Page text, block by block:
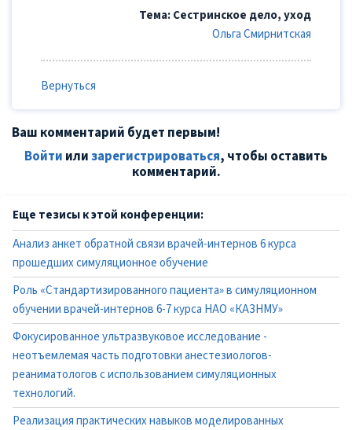
Тема: Сестринское дело, уход
Ольга Смирнитская
Вернуться
Ваш комментарий будет первым!
Войти илизарегистрироваться, чтобы оставить
комментарий.
Еще тезисы к этой конференции:
Анализ анкет обратной связи врачей-интернов 6 курса
прошедших симуляционное обучение
Роль «Стандартизированного пациента» в симуляционном
обучении врачей-интернов 6-7 курса НАО «КАЗНМУ»
Фокусированное ультразвуковое исследование -
неотъемлемая часть подготовки анестезиологов-
реаниматологов с использованием симуляционных
технологий.
Реализация практических навыков моделированных